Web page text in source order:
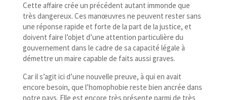
Cette affaire crée un précédent autant immonde que
très dangereux. Ces manœuvres ne peuvent rester sans
une réponse rapide et forte de la part de la justice, et
doivent faire l’objet d’une attention particulière du
gouvernement dans le cadre de sa capacité légale à
démettre un maire capable de faits aussi graves.
Car il s’agit ici d’une nouvelle preuve, à qui en avait
encore besoin, que l’homophobie reste bien ancrée dans
notre pays. Elle est encore très présente parmi de très